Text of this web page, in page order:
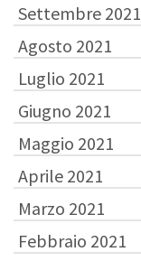
Settembre 2021
Agosto 2021
Luglio 2021
Giugno 2021
Maggio 2021
Aprile 2021
Marzo 2021
Febbraio 2021